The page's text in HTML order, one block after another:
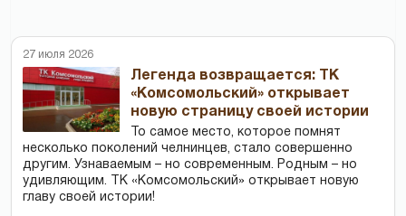
27 июля 2026
Легенда возвращается: ТК
«Комсомольский» открывает
новую страницу своей истории
То самое место, которое помнят
несколько поколений челнинцев, стало совершенно
другим. Узнаваемым – но современным. Родным – но
удивляющим. ТК «Комсомольский» открывает новую
главу своей истории!